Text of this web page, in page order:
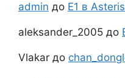
admin до Е1 в
aleksander_2005 до
Vlakar до